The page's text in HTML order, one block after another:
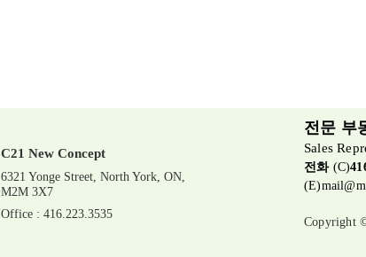
C21 New Concept
6321 Yonge Street, North York, ON,
M2M 3X7
Office : 416.223.3535
전문 부
Sales
전화(C)
(E)
Copyright